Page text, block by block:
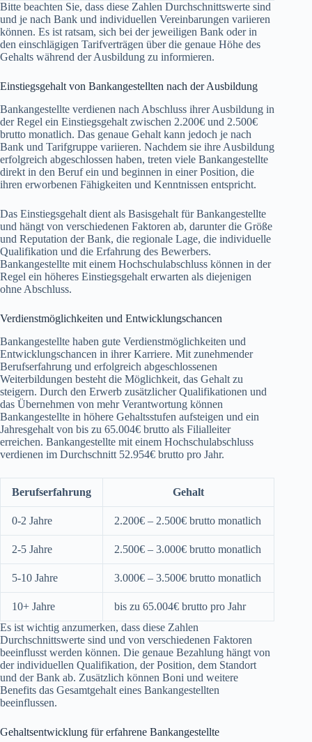
Bitte beachten Sie, dass diese Zahlen Durchschnittswerte sind
und je nach Bank und individuellen Vereinbarungen variieren
können. Es ist ratsam, sich bei der jeweiligen Bank oder in
den einschlägigen Tarifverträgen über die genaue Höhe des
Gehalts während der Ausbildung zu informieren.
Einstiegsgehalt von Bankangestellten nach der Ausbildung
Bankangestellte verdienen nach Abschluss ihrer Ausbildung in
der Regel ein Einstiegsgehalt zwischen 2.200€ und 2.500€
brutto monatlich. Das genaue Gehalt kann jedoch je nach
Bank und Tarifgruppe variieren. Nachdem sie ihre Ausbildung
erfolgreich abgeschlossen haben, treten viele Bankangestellte
direkt in den Beruf ein und beginnen in einer Position, die
ihren erworbenen Fähigkeiten und Kenntnissen entspricht.
Das Einstiegsgehalt dient als Basisgehalt für Bankangestellte
und hängt von verschiedenen Faktoren ab, darunter die Größe
und Reputation der Bank, die regionale Lage, die individuelle
Qualifikation und die Erfahrung des Bewerbers.
Bankangestellte mit einem Hochschulabschluss können in der
Regel ein höheres Einstiegsgehalt erwarten als diejenigen
ohne Abschluss.
Verdienstmöglichkeiten und Entwicklungschancen
Bankangestellte haben gute Verdienstmöglichkeiten und
Entwicklungschancen in ihrer Karriere. Mit zunehmender
Berufserfahrung und erfolgreich abgeschlossenen
Weiterbildungen besteht die Möglichkeit, das Gehalt zu
steigern. Durch den Erwerb zusätzlicher Qualifikationen und
das Übernehmen von mehr Verantwortung können
Bankangestellte in höhere Gehaltsstufen aufsteigen und ein
Jahresgehalt von bis zu 65.004€ brutto als Filialleiter
erreichen. Bankangestellte mit einem Hochschulabschluss
verdienen im Durchschnitt 52.954€ brutto pro Jahr.
Berufserfahrung Gehalt
0-2 Jahre 2.200€ – 2.500€ brutto monatlich
2-5 Jahre 2.500€ – 3.000€ brutto monatlich
5-10 Jahre 3.000€ – 3.500€ brutto monatlich
10+ Jahre
bis zu 65.004€ brutto pro Jahr
Es ist wichtig anzumerken, dass diese Zahlen
Durchschnittswerte sind und von verschiedenen Faktoren
beeinflusst werden können. Die genaue Bezahlung hängt von
der individuellen Qualifikation, der Position, dem Standort
und der Bank ab. Zusätzlich können Boni und weitere
Benefits das Gesamtgehalt eines Bankangestellten
beeinflussen.
Gehaltsentwicklung für erfahrene Bankangestellte